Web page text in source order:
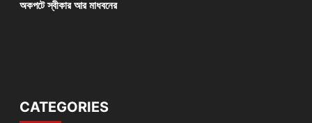
অকপটে স্বীকার আর মাধবনের
CATEGORIES